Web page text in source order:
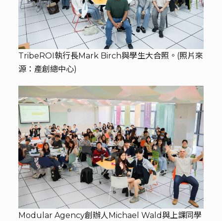
TribeROI執行長Mark Birch與學生大合照。(照片來
源：產創總中心)
Modular Agency創辦人Michael Wald與上課同學